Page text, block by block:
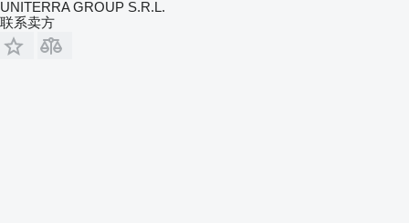
UNITERRA GROUP S.R.L.
联系卖方